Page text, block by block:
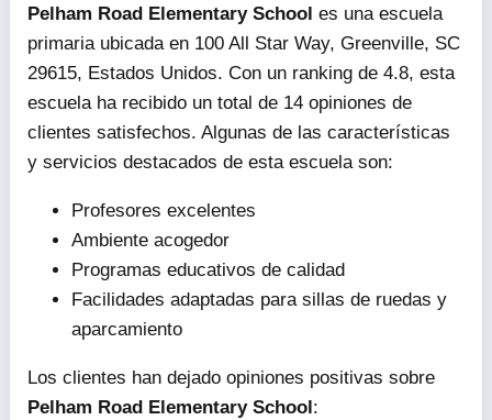
Pelham Road Elementary School es una escuela
primaria ubicada en 100 All Star Way, Greenville, SC
29615, Estados Unidos. Con un ranking de 4.8, esta
escuela ha recibido un total de 14 opiniones de
clientes satisfechos. Algunas de las características
y servicios destacados de esta escuela son:
Profesores excelentes
Ambiente acogedor
Programas educativos de calidad
Facilidades adaptadas para sillas de ruedas y
aparcamiento
Los clientes han dejado opiniones positivas sobre
Pelham Road Elementary School :